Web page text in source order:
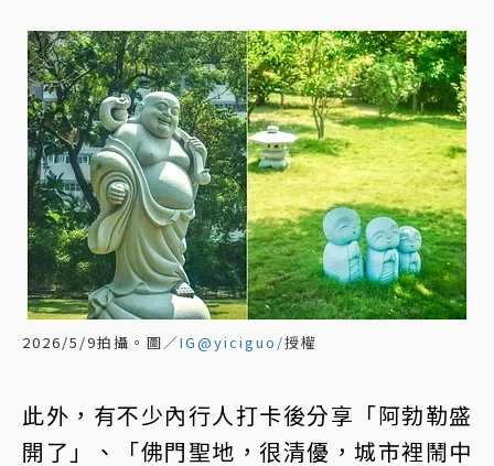
2026/5/9拍攝。圖／IG@yiciguo/授權
此外，有不少內行人打卡後分享「阿勃勒盛
開了」、「佛門聖地，很清優，城市裡鬧中